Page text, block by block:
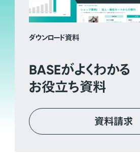
ダウンロード資料
BASEがよくわかる
お役立ち資料
資料請求